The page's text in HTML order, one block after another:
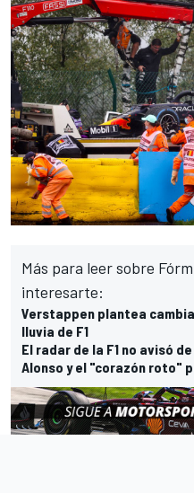
Más para leer sobre
interesarte:
Verstappen plantea
lluvia de F1
El radar de la F1 no avisó
Alonso y el "corazón roto"